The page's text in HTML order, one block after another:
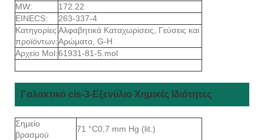
MW:
172.22
EINECS:
263-337-4
Κατηγορίες
προϊόντων:
Αλφαβητικά Καταχωρίσεις, Γεύσεις και
Αρώματα, G-H
Αρχείο Mol:61931-81-5.mol
Γαλακτικό cis-3-Εξενύλιο Χημικές Ιδιότητες
Σημείο
βρασμού
71 °C0,7 mm Hg (lit.)